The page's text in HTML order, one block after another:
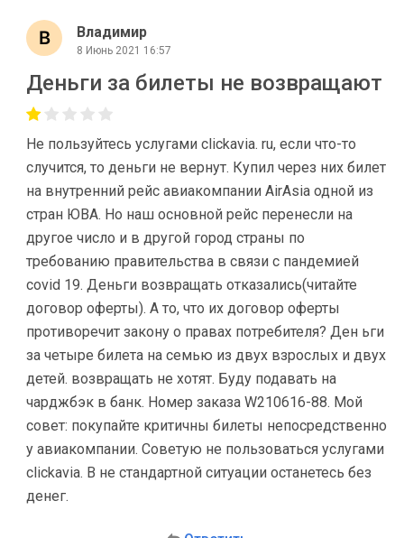
Владимир
8 Июнь 2021 16:57
Деньги за билеты не возвращают
Не пользуйтесь услугами clickavia. ru, если что-то
случится, то деньги не вернут. Купил через них билет
на внутренний рейс авиакомпании AirAsia одной из
стран ЮВА. Но наш основной рейс перенесли на
другое число и в другой город страны по
требованию правительства в связи с пандемией
covid 19. Деньги возвращать отказались(читайте
договор оферты). А то, что их договор оферты
противоречит закону о правах потребителя? Ден ьги
за четыре билета на семью из двух взрослых и двух
детей. возвращать не хотят. Буду подавать на
чарджбэк в банк. Номер заказа W210616-88. Мой
совет: покупайте критичны билеты непосредственно
у авиакомпании. Советую не пользоваться услугами
clickavia. В не стандартной ситуации останетесь без
денег.